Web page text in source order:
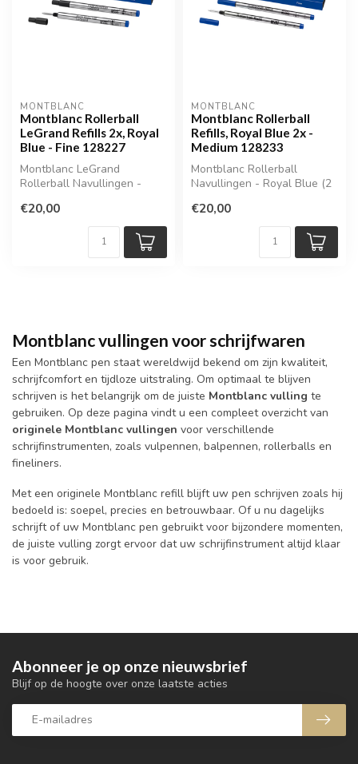
MONTBLANC
Montblanc Rollerball
LeGrand Refills 2x, Royal
Blue - Fine 128227
Montblanc LeGrand
Rollerball Navullingen -
MB128227
€20,00
MONTBLANC
Montblanc Rollerball
Refills, Royal Blue 2x -
Medium 128233
Montblanc Rollerball
Navullingen - Royal Blue (2
€20,00
Montblanc vullingen voor schrijfwaren
Een Montblanc pen staat wereldwijd bekend om zijn kwaliteit,
schrijfcomfort en tijdloze uitstraling. Om optimaal te blijven
schrijven is het belangrijk om de juiste Montblanc vulling te
gebruiken. Op deze pagina vindt u een compleet overzicht van
originele Montblanc vullingen voor verschillende
schrijfinstrumenten, zoals vulpennen, balpennen, rollerballs en
fineliners.
Met een originele Montblanc refill blijft uw pen schrijven zoals hij
bedoeld is: soepel, precies en betrouwbaar. Of u nu dagelijks
schrijft of uw Montblanc pen gebruikt voor bijzondere momenten,
de juiste vulling zorgt ervoor dat uw schrijfinstrument altijd klaar
is voor gebruik.
Abonneer je op onze nieuwsbrief
Blijf op de hoogte over onze laatste acties